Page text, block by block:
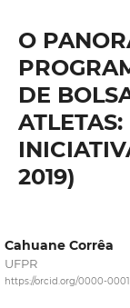
O
DE
2019)
Cahuane Corrêa
UFPR
https://orcid.org/0000-